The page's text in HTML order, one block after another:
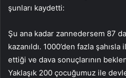
şunları kaydetti:
Şu ana kadar zannedersem 87
kazanıldı. 1000’den fazla
ettiği ve dava sonuçlarının
Yaklaşık 200 çocuğumuz ile